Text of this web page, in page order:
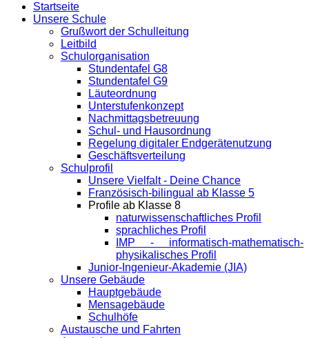
Startseite
Unsere Schule
Grußwort der Schulleitung
Leitbild
Schulorganisation
Stundentafel G8
Stundentafel G9
Läuteordnung
Unterstufenkonzept
Nachmittagsbetreuung
Schul- und Hausordnung
Regelung digitaler Endgeräte­nutzung
Geschäftsverteilung
Schulprofil
Unsere Vielfalt - Deine Chance
Französisch-bilingual ab Klasse 5
Profile ab Klasse 8
naturwissenschaftliches Profil
sprachliches Profil
IMP - informatisch-mathematisch-
physikalisches Profil
Junior-Ingenieur-Akademie (JIA)
Unsere Gebäude
Hauptgebäude
Mensagebäude
Schulhöfe
Austausche und Fahrten